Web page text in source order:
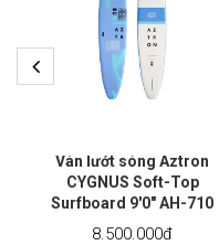
Ván lướt sóng Aztron
CYGNUS Soft-Top
Surfboard 9'0" AH-710
8.500.000đ